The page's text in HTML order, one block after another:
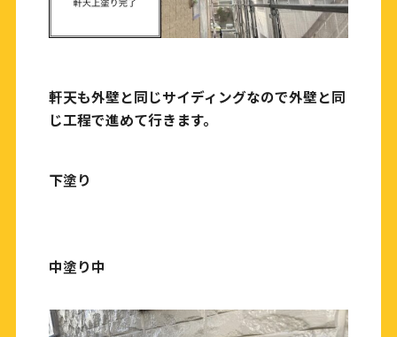
軒天も外壁と同じサイディングなので外壁と同
じ工程で進めて行きます。
下塗り
中塗り中